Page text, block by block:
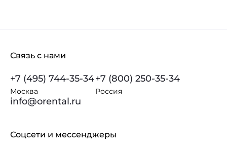
Связь с нами
+7 (495) 744-35-34
Москва
+7 (800) 250-35-34
Россия
info@orental.ru
Соцсети и мессенджеры